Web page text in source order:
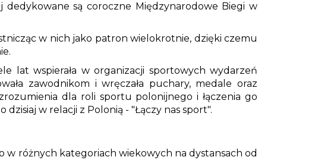
dedykowane są coroczne Międzynarodowe Biegi w
w nich jako patron wielokrotnie, dzięki czemu
lat wspierała w organizacji sportowych wydarzeń
zawodnikom i wręczała puchary, medale oraz
dla roli sportu polonijnego i łączenia go
w relacji z Polonią - "Łączy nas sport".
w różnych kategoriach wiekowych na dystansach od